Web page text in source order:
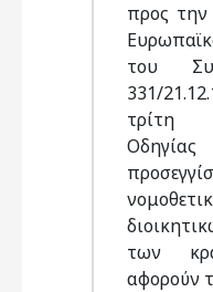
προς την
του
331/
τρίτη
των
αφορούν